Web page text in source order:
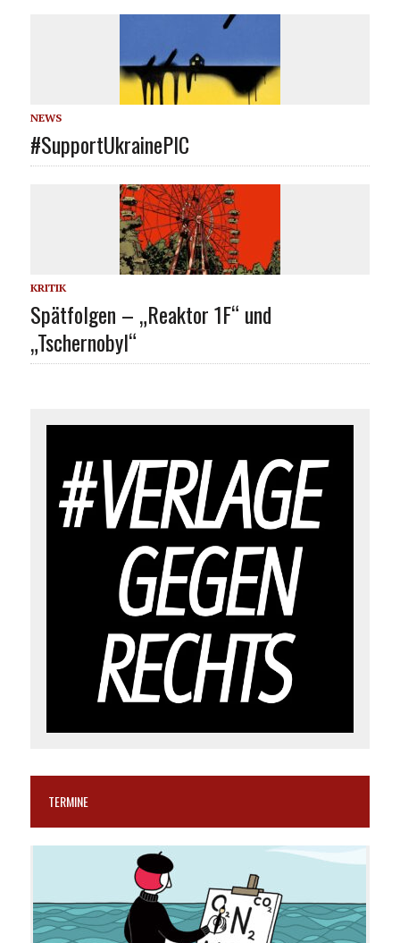
NEWS
#SupportUkrainePIC
KRITIK
Spätfolgen – „Reaktor 1F“ und
„Tschernobyl“
TERMINE